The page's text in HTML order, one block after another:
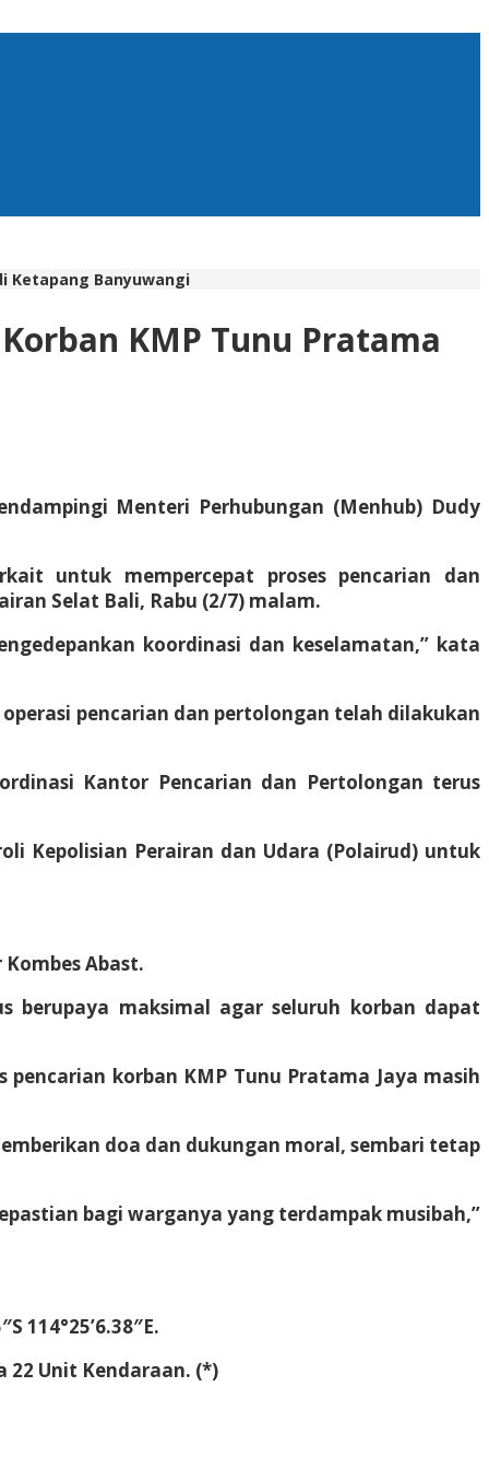
Ketapang Banyuwangi
KMP Tunu Pratama
Menteri Perhubungan (Menhub) Dudy
untuk mempercepat proses pencarian dan
Selat Bali, Rabu (2/7) malam.
koordinasi dan keselamatan,” kata
pencarian dan pertolongan telah dilakukan
Kantor Pencarian dan Pertolongan terus
Kepolisian Perairan dan Udara (Polairud) untuk
Abast.
berupaya maksimal agar seluruh korban dapat
pencarian korban KMP Tunu Pratama Jaya masih
doa dan dukungan moral, sembari tetap
bagi warganya yang terdampak musibah,”
114°25’6.38″E.
22 Unit Kendaraan. (*)